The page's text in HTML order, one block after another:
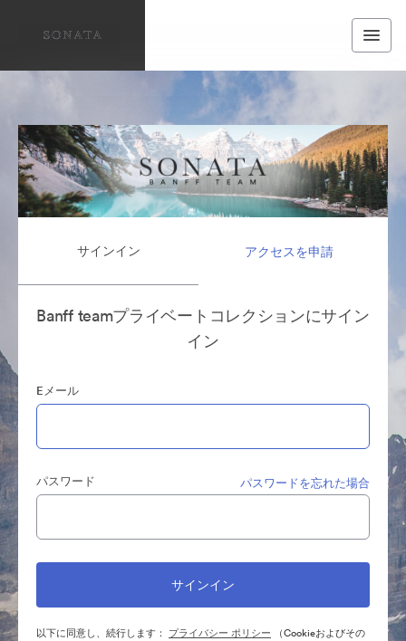
サインイン アクセスを申請
Banff teamプライベートコレクションにサイン
イン
Eメール
パスワード パスワードを忘れた場合
以下に同意し、続行します： プライバシー ポリシー （Cookieおよびその